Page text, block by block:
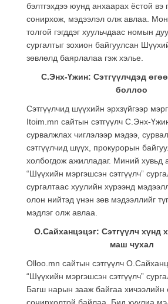
бэлтгэхдээ юунд анхаарах ёстой вэ
сонирхож, мэдээлэл олж авлаа.
толгой гэгддэг хуульчдаас номын
сургалтыг зохион байгуулсан
зөвлөлд баярлалаа гэж хэлье.
С.Энх-Үжин: Сэтгүүлчдэд
боллоо
Сэтгүүлчид шүүхийн эрхзүйгээр
Itoim.mn сайтын сэтгүүлч С.Энх-
сурвалжлах чиглэлээр мэдээ,
сэтгүүлчид шүүх, прокурорын
холбогдож ажилладаг. Миний хувьд
“Шүүхийн мэргэшсэн сэтгүүлч”
сургалтаас хуулийн хүрээнд
олон нийтэд үнэн зөв мэдээллийг
мэдлэг олж авлаа.
О.Сайханцэцэг: Сэтгүүлч хүнд
маш чухал
Olloo.mn сайтын сэтгүүлч
“Шүүхийн мэргэшсэн сэтгүүлч”
Багш нарын зааж байгаа хичээлийн
сонирхолтой байлаа. Бид хуулиа